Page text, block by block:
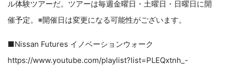
ル体験ツアーだ。ツアーは毎週金曜日・土曜日・日曜日に開
催予定。※開催日は変更になる可能性がございます。
■Nissan Futures イノベーションウォーク
https://www.youtube.com/playlist?list=PLEQxtnh_-